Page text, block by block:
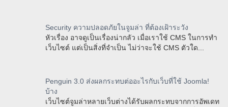
Security ความปลอดภัยในจูมล่า ที่ต้องเฝ้าระวัง
หัวเรื่อง อาจดูเป็นเรื่องน่ากลัว เมื่อเราใช้ CMS ในการทำ
เว็บไซต์ แต่เป็นสิ่งที่จำเป็น ไม่ว่าจะใช้ CMS ตัวใด...
Penguin 3.0 ส่งผลกระทบต่ออะไรกับเว็บที่ใช้ Joomla!
บ้าง
เว็บไซต์จูมล่าหลายเว็บต่างได้รับผลกระทบจากการอัพเดท